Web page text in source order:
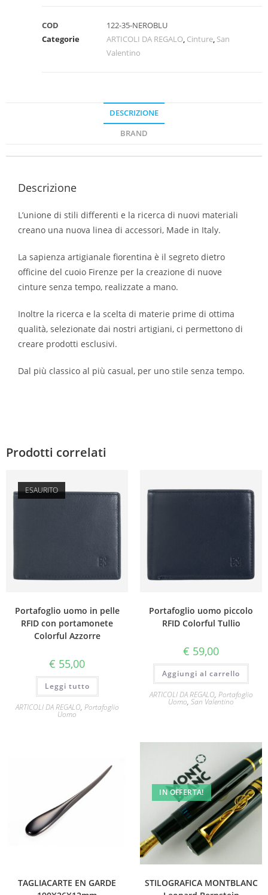
COD
122-35-NEROBLU
Categorie
ARTICOLI DA REGALO Cinture San
Valentino
DESCRIZIONE
BRAND
Descrizione
L’unione di stili differenti e la ricerca di nuovi materiali
creano una nuova linea di accessori, Made in Italy.
La sapienza artigianale fiorentina è il segreto dietro
officine del cuoio Firenze per la creazione di nuove
cinture senza tempo, realizzate a mano.
Inoltre la ricerca e la scelta di materie prime di ottima
qualità, selezionate dai nostri artigiani, ci permettono di
creare prodotti esclusivi.
Dal più classico al più casual, per uno stile senza tempo.
Prodotti correlati
ESAURITO
Portafoglio uomo in pelle
RFID con portamonete
Colorful Azzorre
€ 55,00
Leggi tutto
ARTICOLI DA REGALO, Portafoglio
Uomo
Portafoglio uomo piccolo
RFID Colorful Tullio
€ 59,00
Aggiungi al carrello
ARTICOLI DA REGALO, Portafoglio
Uomo, San Valentino
TAGLIACARTE EN GARDE
IN OFFERTA!
STILOGRAFICA MONTBLANC